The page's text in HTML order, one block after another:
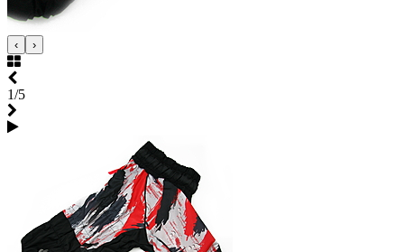
‹ ›
1/5